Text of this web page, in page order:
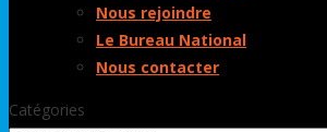
Nous rejoindre
Le Bureau National
Nous contacter
Catégories